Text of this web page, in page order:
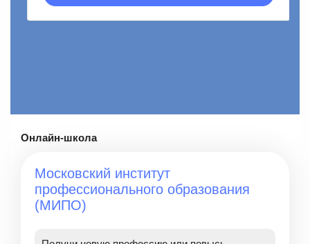
Онлайн-школа
Московский институт
профессионального образования
(МИПО)